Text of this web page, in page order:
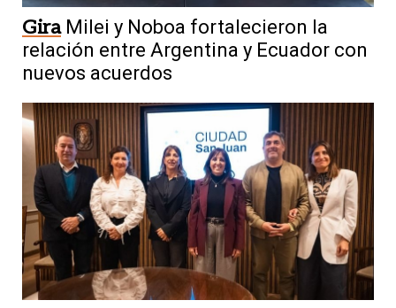
Gira Milei y Noboa fortalecieron la
relación entre Argentina y Ecuador con
nuevos acuerdos